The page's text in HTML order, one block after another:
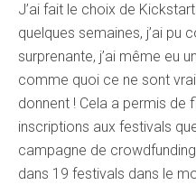
J’ai fait le choix de
quelques semaines, j’ai pu
surprenante, j’ai même eu
comme quoi ce ne sont
donnent ! Cela a permis de
inscriptions aux festivals
campagne de
dans 19 festivals dans le